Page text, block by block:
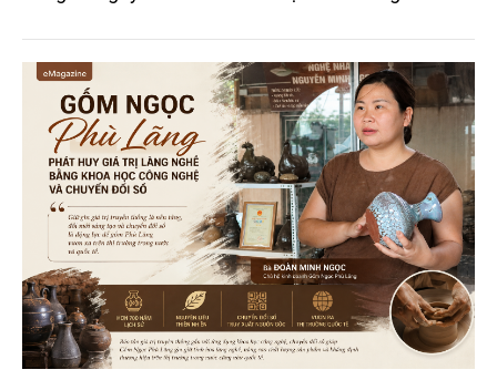
trường phối hợp với Sở Nông nghiệp và Môi trường
tỉnh Lai Châu tổ chức ngày 10/7/2026. Hội thảo thu
hút sự tham gia của hơn 100 đại biểu là lãnh đạo
các đơn vị thuộc Bộ Nông nghiệp và Môi trường,
chuyên gia, nhà khoa học, Sở Nông nghiệp và Môi
trường tỉnh Lai Châu và đại diện các cơ quan đơn vị
doanh nghiệp ở các tỉnh miền núi phía Bắc.